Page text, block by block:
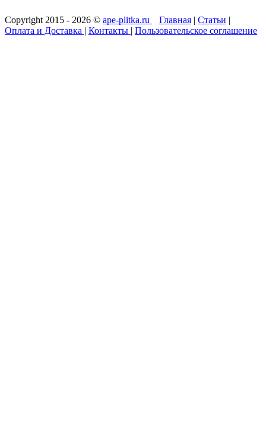
Copyright 2015 - 2026 © ape-plitka.ru Главная | Статьи |
Оплата и Доставка | Контакты | Пользовательское соглашение